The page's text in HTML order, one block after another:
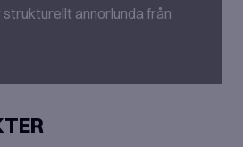
annorlunda från